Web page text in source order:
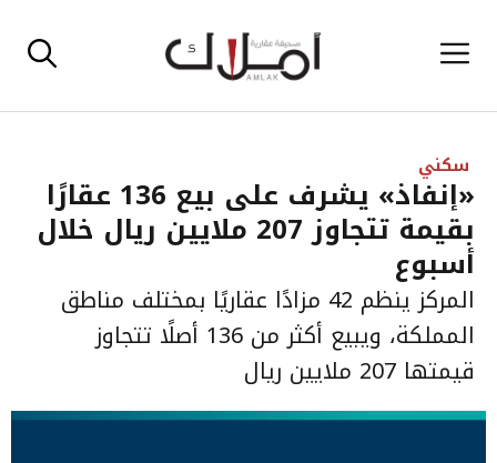
إلى القائمة
سكني
«إنفاذ» يشرف على بيع 136 عقارًا
بقيمة تتجاوز 207 ملايين ريال خلال
أسبوع
المركز ينظم 42 مزادًا عقاريًا بمختلف مناطق
المملكة، ويبيع أكثر من 136 أصلًا تتجاوز
قيمتها 207 ملايين ريال